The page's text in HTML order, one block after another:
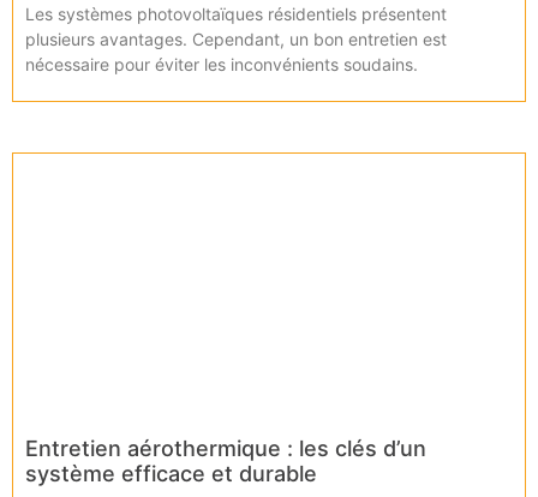
Les systèmes photovoltaïques résidentiels présentent
plusieurs avantages. Cependant, un bon entretien est
nécessaire pour éviter les inconvénients soudains.
Entretien aérothermique : les clés d’un
système efficace et durable